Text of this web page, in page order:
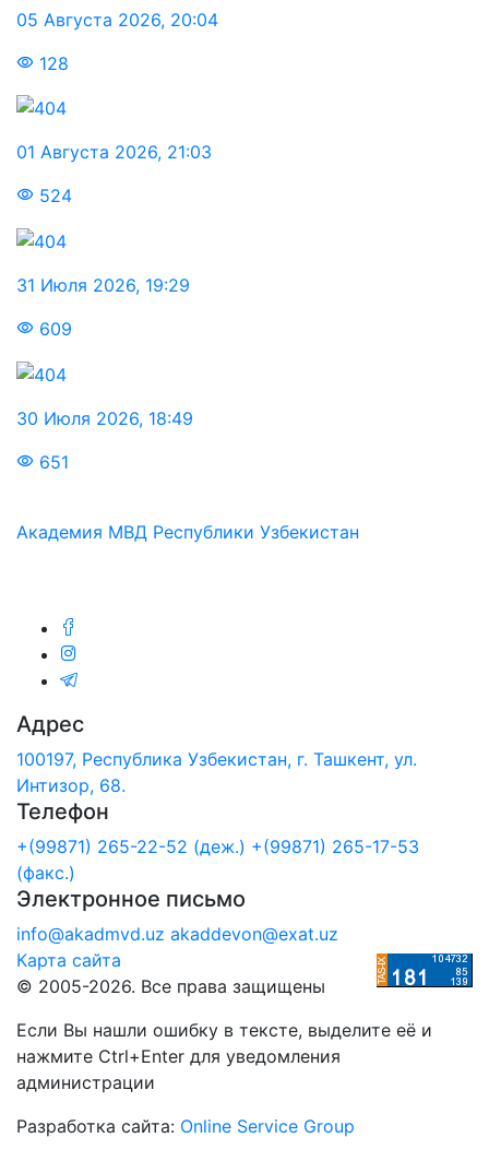
05 Августа 2026, 20:04
128
01 Августа 2026, 21:03
524
31 Июля 2026, 19:29
609
30 Июля 2026, 18:49
651
Академия МВД Республики Узбекистан
Адрес
100197, Республика Узбекистан, г. Ташкент, ул.
Интизор, 68.
Телефон
+(99871) 265-22-52 (деж.) +(99871) 265-17-53
(факс.)
Электронное письмо
info@akadmvd.uz akaddevon@exat.uz
Карта сайта
© 2005-2026. Все права защищены
Если Вы нашли ошибку в тексте, выделите её и
нажмите Ctrl+Enter для уведомления
администрации
Разработка сайта: Online Service Group